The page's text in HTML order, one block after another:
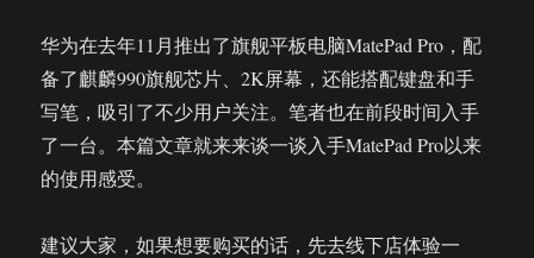
互
联
好
吗？
华为在去年11月推出了旗舰平板电脑MatePad Pro，配
备了麒麟990旗舰芯片、2K屏幕，还能搭配键盘和手
写笔，吸引了不少用户关注。笔者也在前段时间入手
了一台。本篇文章就来来谈一谈入手MatePad Pro以来
的使用感受。
建议大家，如果想要购买的话，先去线下店体验一